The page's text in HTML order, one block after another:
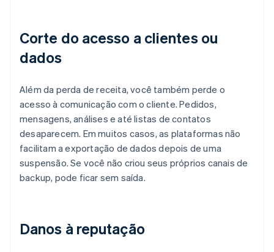
Corte do acesso a clientes ou
dados
Além da perda de receita, você também perde o
acesso à comunicação com o cliente. Pedidos,
mensagens, análises e até listas de contatos
desaparecem. Em muitos casos, as plataformas não
facilitam a exportação de dados depois de uma
suspensão. Se você não criou seus próprios canais de
backup, pode ficar sem saída.
Danos à reputação